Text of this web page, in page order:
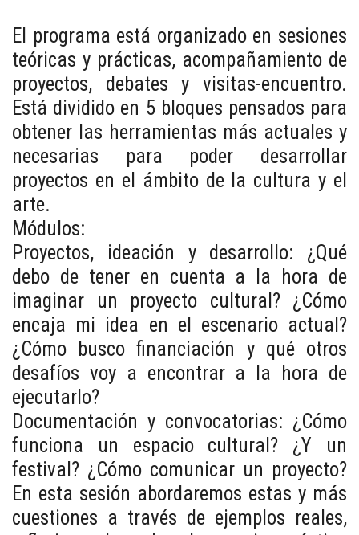
El programa está organizado en sesiones
teóricas y prácticas, acompañamiento de
proyectos, debates y visitas-encuentro.
Está dividido en 5 bloques pensados para
obtener las herramientas más actuales y
necesarias para poder desarrollar
proyectos en el ámbito de la cultura y el
arte.
Módulos:
Proyectos, ideación y desarrollo: ¿Qué
debo de tener en cuenta a la hora de
imaginar un proyecto cultural? ¿Cómo
encaja mi idea en el escenario actual?
¿Cómo busco financiación y qué otros
desafíos voy a encontrar a la hora de
ejecutarlo?
Documentación y convocatorias: ¿Cómo
funciona un espacio cultural? ¿Y un
festival? ¿Cómo comunicar un proyecto?
En esta sesión abordaremos estas y más
cuestiones a través de ejemplos reales,